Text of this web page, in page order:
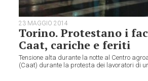
23 MAGGIO 2014
Torino. Protestano i
Caat, cariche e feriti
Tensione alta durante la notte al Centro
(Caat) durante la protesta dei lavoratori di